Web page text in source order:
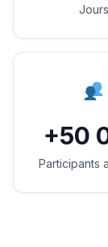
Jours
+50
Participants